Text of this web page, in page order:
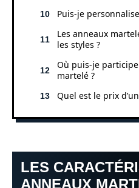
Puis-je
Les anneaux
les styles ?
Où puis-je
martelé ?
Quel est le prix
LES
ANNEAUX